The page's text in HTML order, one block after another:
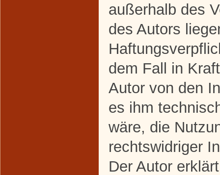
außerhalb des
des Autors
dem Fall in
Autor von den
es ihm
wäre, die
rechtswidriger
Der Autor